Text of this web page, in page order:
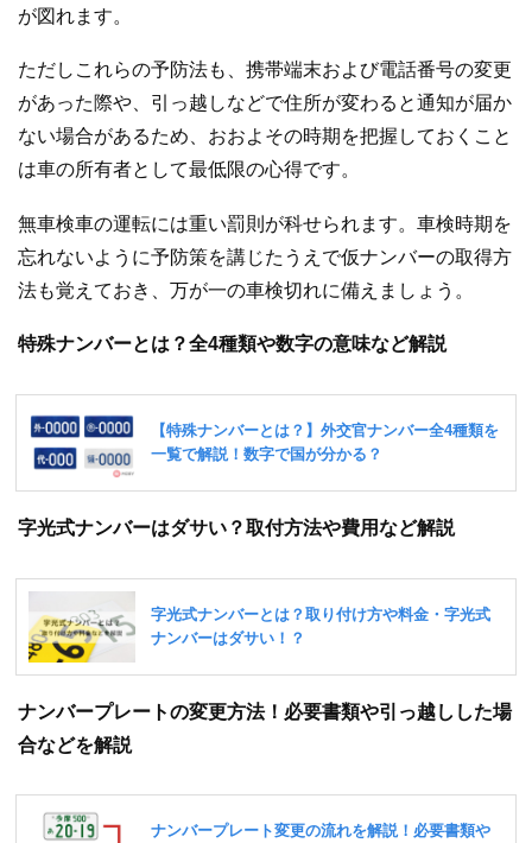
が図れます。
ただしこれらの予防法も、携帯端末および電話番号の変更
があった際や、引っ越しなどで住所が変わると通知が届か
ない場合があるため、おおよその時期を把握しておくこと
は車の所有者として最低限の心得です。
無車検車の運転には重い罰則が科せられます。車検時期を
忘れないように予防策を講じたうえで仮ナンバーの取得方
法も覚えておき、万が一の車検切れに備えましょう。
特殊ナンバーとは？全4種類や数字の意味など解説
字光式ナンバーはダサい？取付方法や費用など解説
ナンバープレートの変更方法！必要書類や引っ越しした場
合などを解説